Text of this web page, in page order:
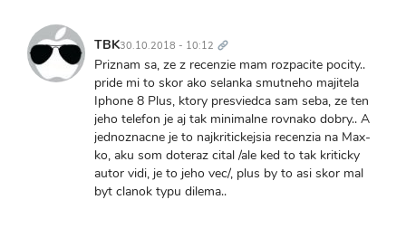
TBK30.10.2018 - 10:12 odkaz
Priznam sa, ze z recenzie mam rozpacite pocity..
pride mi to skor ako selanka smutneho majitela
Iphone 8 Plus, ktory presviedca sam seba, ze ten
jeho telefon je aj tak minimalne rovnako dobry.. A
jednoznacne je to najkritickejsia recenzia na Max-
ko, aku som doteraz cital /ale ked to tak kriticky
autor vidi, je to jeho vec/, plus by to asi skor mal
byt clanok typu dilema..